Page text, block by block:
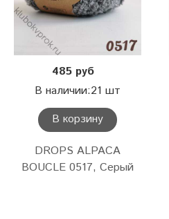
485 руб
В наличии:21 шт
В корзину
DROPS ALPACA
BOUCLE 0517, Серый